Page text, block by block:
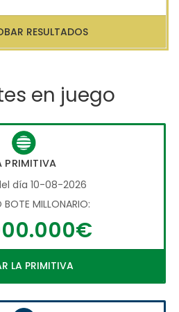
RESULTADOS
en juego
PRIMITIVA
día 10-08-2026
BOTE MILLONARIO:
LA PRIMITIVA